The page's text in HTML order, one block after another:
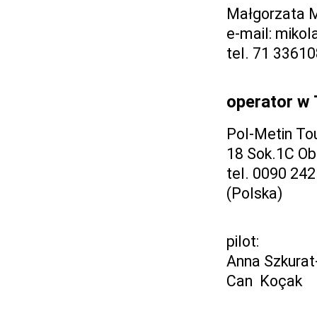
Małgorzata
e-mail:
tel. 71
operator w
Pol-Metin
18 Sok.1C
tel. 0090
(Polska)
pilot:
Anna
Can Koçak